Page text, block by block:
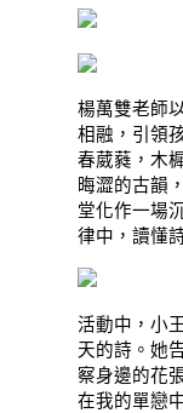
楊萬雙老師
相融，引領
春葳蕤，木
晦澀的古韻
堂化作一場
律中，讀懂
活動中，小
天的詩。她
察身邊的花
在我的單戀